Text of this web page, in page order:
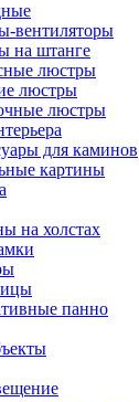
вентиляторы
на штанге
люстры
люстры
люстры
для каминов
картины
на холстах
панно